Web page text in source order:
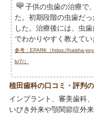
子供の虫歯の治療で
た。初期段階の虫歯だ
した。治療後には、虫
でわかりやすく教えてい
参考：EPARK（https://haisha-
b/7/）
植田歯科の口コミ・評判
インプラント、審美歯科
いびき外来や顎関節症外